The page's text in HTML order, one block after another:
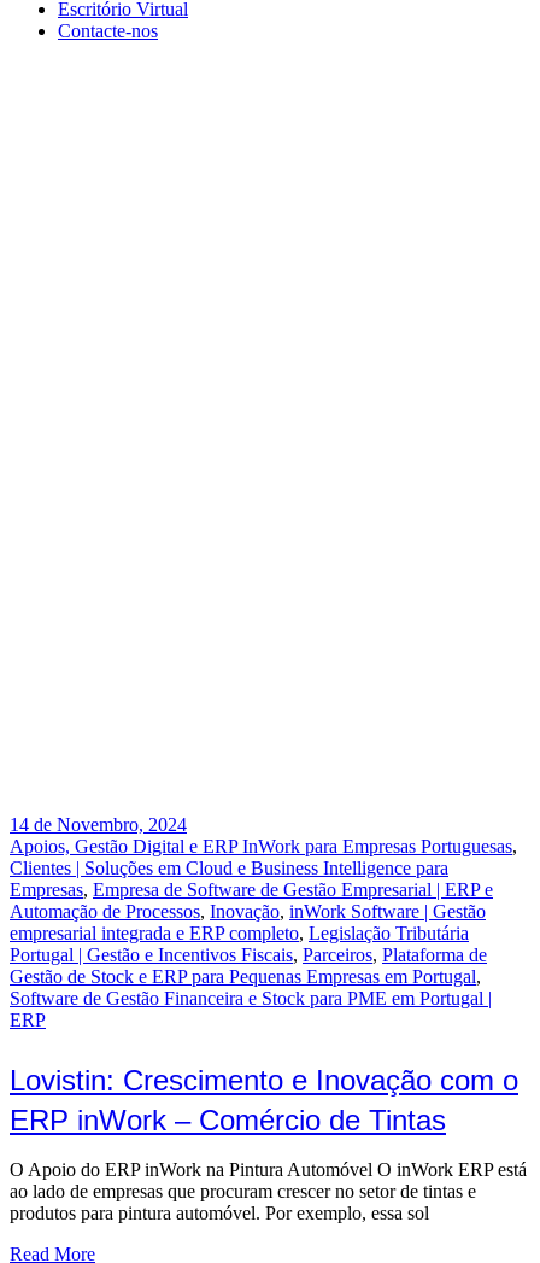
Escritório Virtual
Contacte-nos
14 de Novembro, 2024
Apoios, Gestão Digital e ERP InWork para Empresas Portuguesas,
Clientes | Soluções em Cloud e Business Intelligence para
Empresas, Empresa de Software de Gestão Empresarial | ERP e
Automação de Processos, Inovação, inWork Software | Gestão
empresarial integrada e ERP completo, Legislação Tributária
Portugal | Gestão e Incentivos Fiscais, Parceiros, Plataforma de
Gestão de Stock e ERP para Pequenas Empresas em Portugal,
Software de Gestão Financeira e Stock para PME em Portugal |
ERP
Lovistin: Crescimento e Inovação com o
ERP inWork – Comércio de Tintas
O Apoio do ERP inWork na Pintura Automóvel O inWork ERP está
ao lado de empresas que procuram crescer no setor de tintas e
produtos para pintura automóvel. Por exemplo, essa sol
Read More